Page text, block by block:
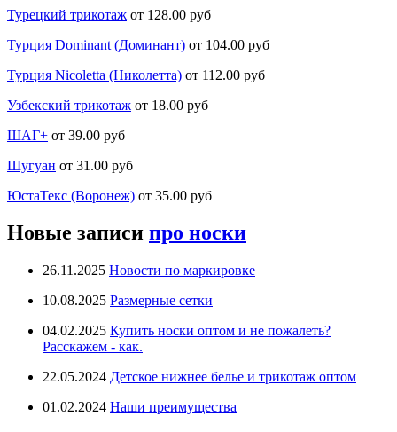
Турецкий трикотаж от 128.00 руб
Турция Dominant (Доминант) от 104.00 руб
Турция Nicoletta (Николетта) от 112.00 руб
Узбекский трикотаж от 18.00 руб
ШАГ+ от 39.00 руб
Шугуан от 31.00 руб
ЮстаТекс (Воронеж) от 35.00 руб
Новые записи про носки
26.11.2025 Новости по маркировке
10.08.2025 Размерные сетки
04.02.2025 Купить носки оптом и не пожалеть?
Расскажем - как.
22.05.2024 Детское нижнее белье и трикотаж оптом
01.02.2024 Наши преимущества